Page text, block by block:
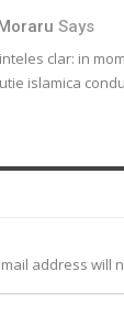
Says
clar: in
islamica
address will